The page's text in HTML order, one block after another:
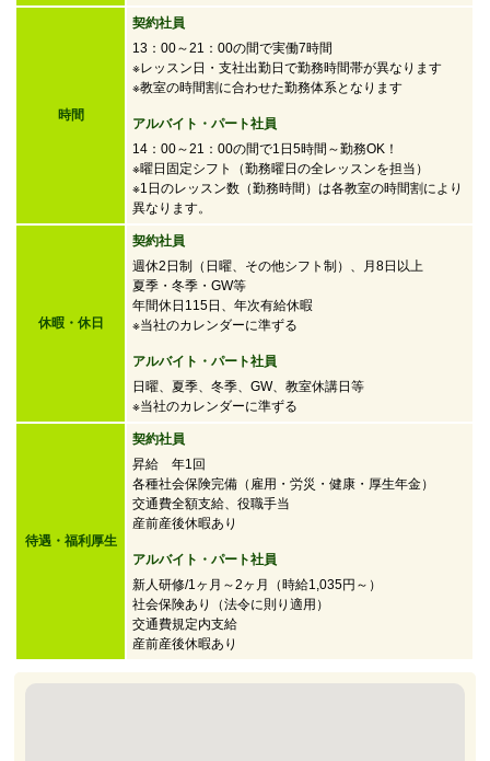
時間
契約社員
13：00～21：00の間で実働7時間
※レッスン日・支社出勤日で勤務時間帯が異なります
※教室の時間割に合わせた勤務体系となります
アルバイト・パート社員
14：00～21：00の間で1日5時間～勤務OK！
※曜日固定シフト（勤務曜日の全レッスンを担当）
※1日のレッスン数（勤務時間）は各教室の時間割により
異なります。
休暇・休日
契約社員
週休2日制（日曜、その他シフト制）、月8日以上
夏季・冬季・GW等
年間休日115日、年次有給休暇
※当社のカレンダーに準ずる
アルバイト・パート社員
日曜、夏季、冬季、GW、教室休講日等
※当社のカレンダーに準ずる
待遇・福利厚生
契約社員
昇給 年1回
各種社会保険完備（雇用・労災・健康・厚生年金）
交通費全額支給、役職手当
産前産後休暇あり
アルバイト・パート社員
新人研修/1ヶ月～2ヶ月（時給1,035円～）
社会保険あり（法令に則り適用）
交通費規定内支給
産前産後休暇あり